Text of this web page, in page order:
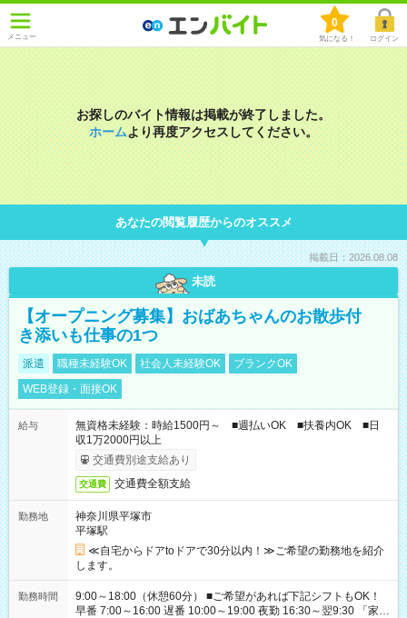
メニュー
0
気になる！ ログイン
お探しのバイト情報は掲載が終了しました。
ホームより再度アクセスしてください。
あなたの閲覧履歴からのオススメ
掲載日：2026.08.08
未読
【オープニング募集】おばあちゃんのお散歩付
き添いも仕事の1つ
派遣 職種未経験OK 社会人未経験OK
ブランクOK
WEB登録・面接OK
給与
無資格未経験：時給1500円～ ■週払いOK ■扶養内OK ■日
収1万2000円以上
交通費別途支給あり
交通費 交通費全額支給
勤務地
神奈川県平塚市
平塚駅
≪自宅からドアtoドアで30分以内！≫ご希望の勤務地を紹介
します。
勤務時間
9:00～18:00（休憩60分） ■ご希望があれば下記シフトもOK！
早番 7:00～16:00 遅番 10:00～19:00 夜勤 16:30～翌9:30 「家族